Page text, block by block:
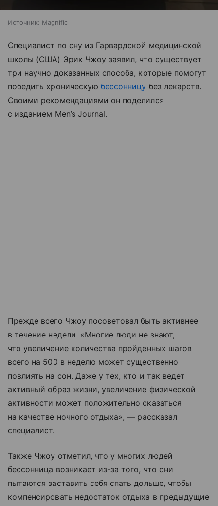
Источник: Magnific
Специалист по сну из Гарвардской медицинской
школы (США) Эрик Чжоу заявил, что существует
три научно доказанных способа, которые помогут
победить хроническуюбессонницу без лекарств.
Своими рекомендациями он поделился
с изданием Men’s Journal.
Прежде всего Чжоу посоветовал быть активнее
в течение недели. «Многие люди не знают,
что увеличение количества пройденных шагов
всего на 500 в неделю может существенно
повлиять на сон. Даже у тех, кто и так ведет
активный образ жизни, увеличение физической
активности может положительно сказаться
на качестве ночного отдыха», — рассказал
специалист.
Также Чжоу отметил, что у многих людей
бессонница возникает из-за того, что они
пытаются заставить себя спать дольше, чтобы
компенсировать недостаток отдыха в предыдущие